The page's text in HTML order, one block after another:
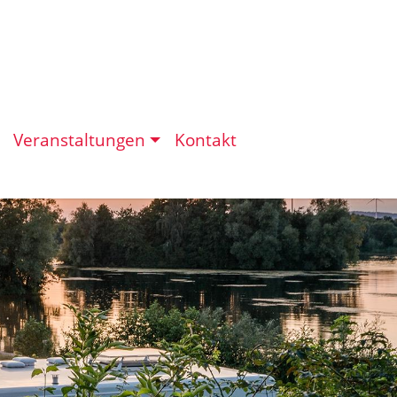
Veranstaltungen
Kontakt
in